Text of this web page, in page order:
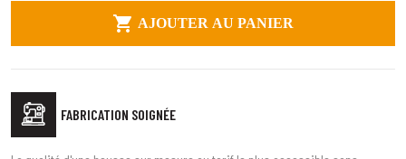
 AJOUTER AU PANIER
FABRICATION SOIGNÉE